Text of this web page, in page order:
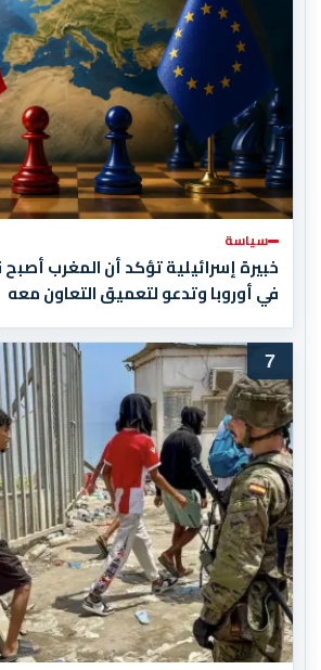
سياسة
خبيرة إسرائيلية تؤكد أن المغرب أصبح
في أوروبا وتدعو لتعميق التعاون معه
7